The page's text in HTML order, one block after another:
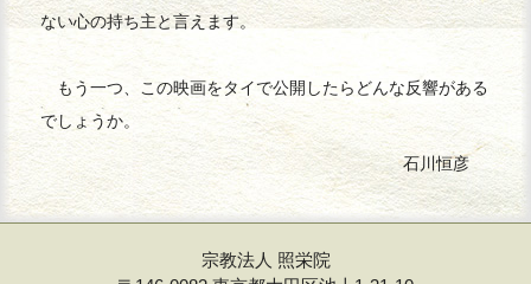
ない心の持ち主と言えます。
もう一つ、この映画をタイで公開したらどんな反響がある
でしょうか。
石川恒彦
宗教法人 照栄院